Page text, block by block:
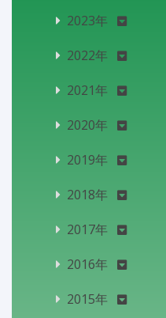
2023年
2022年
2021年
2020年
2019年
2018年
2017年
2016年
2015年